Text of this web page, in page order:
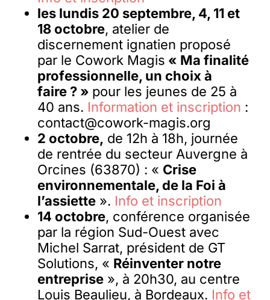
les lundis 20 septembre, 4, 11 et
18 octobre, atelier de
discernement ignatien proposé
par le Cowork Magis « Ma finalité
professionnelle, un choix à
faire ? » pour les jeunes de 25 à
40 ans. Information et inscription :
contact@cowork-magis.org
2 octobre, de 12h à 18h, journée
de rentrée du secteur Auvergne à
Orcines (63870) : « Crise
environnementale, de la Foi à
l’assiette». Info et inscription
14 octobre, conférence organisée
par la région Sud-Ouest avec
Michel Sarrat, président de GT
Solutions, « Réinventer notre
entreprise», à 20h30, au centre
Louis Beaulieu, à Bordeaux. Info et